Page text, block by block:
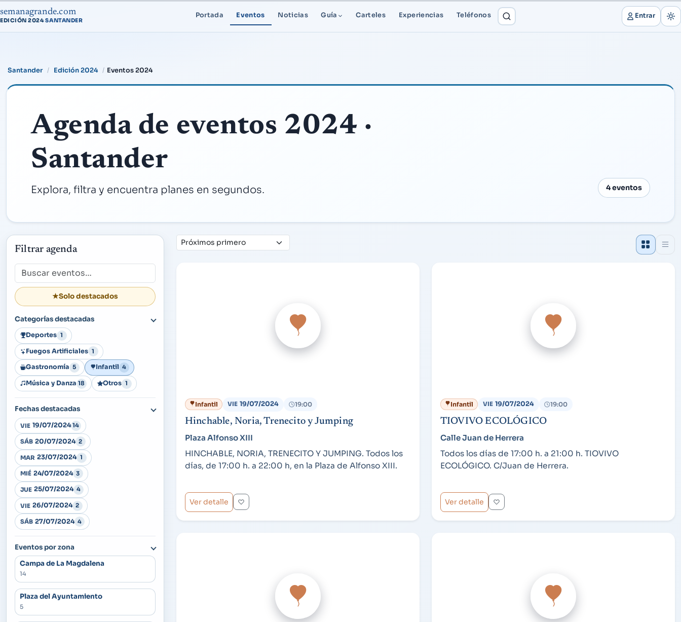
semanagrande.com
EDICIÓN 2024·SANTANDER
Portada Eventos Noticias Guía Carteles Experiencias Teléfonos Entrar
Santander Edición 2024 Eventos 2024
Agenda de eventos 2024 ·
Santander
Explora, filtra y encuentra planes en segundos. 4 eventos
Filtrar agenda
Búsqueda
★Solo destacados
Categorías destacadas
Deportes 1
Fuegos Artificiales 1
Gastronomía 5 Infantil 4
Música y Danza 18 Otros 1
Fechas destacadas
VIE 19/07/2024 14
SÁB 20/07/2024 2
MAR 23/07/2024 1
MIÉ 24/07/2024 3
JUE 25/07/2024 4
VIE 26/07/2024 2
SÁB 27/07/2024 4
Eventos por zona
Campa de La Magdalena
14
Plaza del Ayuntamiento
5
Ordenar
Infantil VIE 19/07/2024 19:00
Hinchable, Noria, Trenecito y Jumping
Plaza Alfonso XIII
HINCHABLE, NORIA, TRENECITO Y JUMPING. Todos los
días, de 17:00 h. a 22:00 h, en la Plaza de Alfonso XIII.
Ver detalle
Infantil VIE 19/07/2024 19:00
TIOVIVO ECOLÓGICO
Calle Juan de Herrera
Todos los días de 17:00 h. a 21:00 h. TIOVIVO
ECOLÓGICO. C/Juan de Herrera.
Ver detalle